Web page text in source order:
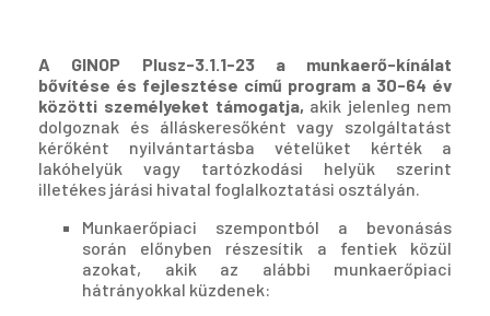
A GINOP Plusz-3.1.1-23 a munkaerő-kínálat
bővítése és fejlesztése című program a 30-64 év
közötti személyeket támogatja, akik jelenleg nem
dolgoznak és álláskeresőként vagy szolgáltatást
kérőként nyilvántartásba vételüket kérték a
lakóhelyük vagy tartózkodási helyük szerint
illetékes járási hivatal foglalkoztatási osztályán.
Munkaerőpiaci szempontból a bevonásás
során előnyben részesítik a fentiek közül
azokat, akik az alábbi munkaerőpiaci
hátrányokkal küzdenek: